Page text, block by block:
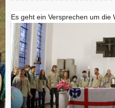
Es geht ein Versprechen um die